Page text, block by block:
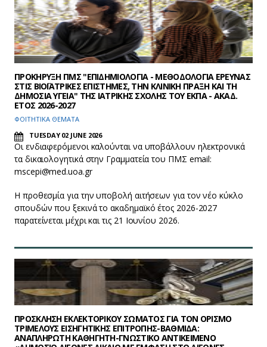
ΠΡΟΚΗΡΥΞΗ ΠΜΣ "ΕΠΙΔΗΜΙΟΛΟΓΙΑ - ΜΕΘΟΔΟΛΟΓΙΑ ΕΡΕΥΝΑΣ
ΣΤΙΣ ΒΙΟΪΑΤΡΙΚΕΣ ΕΠΙΣΤΗΜΕΣ, ΤΗΝ ΚΛΙΝΙΚΗ ΠΡΑΞΗ ΚΑΙ ΤΗ
ΔΗΜΟΣΙΑ ΥΓΕΙΑ" ΤΗΣ ΙΑΤΡΙΚΗΣ ΣΧΟΛΗΣ ΤΟΥ ΕΚΠΑ - ΑΚΑΔ.
ΕΤΟΣ 2026-2027
ΦΟΙΤΗΤΙΚΑ ΘΕΜΑΤΑ
TUESDAY 02 JUNE 2026
Οι ενδιαφερόμενοι καλούνται να υποβάλλουν ηλεκτρονικά
τα δικαιολογητικά στην Γραμματεία του ΠΜΣ email:
mscepi@med.uoa.gr
Η προθεσμία για την υποβολή αιτήσεων για τον νέο κύκλο
σπουδών που ξεκινά το ακαδημαϊκό έτος 2026-2027
παρατείνεται μέχρι και τις 21 Ιουνίου 2026.
ΠΡΟΣΚΛΗΣΗ ΕΚΛΕΚΤΟΡΙΚΟΥ ΣΩΜΑΤΟΣ ΓΙΑ ΤΟΝ ΟΡΙΣΜΟ
ΤΡΙΜΕΛΟΥΣ ΕΙΣΗΓΗΤΙΚΗΣ ΕΠΙΤΡΟΠΗΣ-ΒΑΘΜΙΔΑ:
ΑΝΑΠΛΗΡΩΤΗ ΚΑΘΗΓΗΤΗ-ΓΝΩΣΤΙΚΟ ΑΝΤΙΚΕΙΜΕΝΟ